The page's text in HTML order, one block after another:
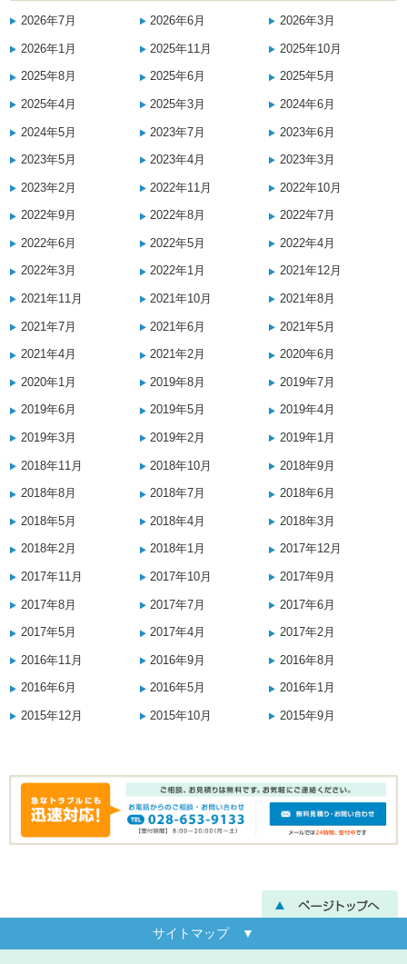
2026年7月 2026年6月 2026年3月
2026年1月 2025年11月 2025年10月
2025年8月 2025年6月 2025年5月
2025年4月 2025年3月 2024年6月
2024年5月 2023年7月 2023年6月
2023年5月 2023年4月 2023年3月
2023年2月 2022年11月 2022年10月
2022年9月 2022年8月 2022年7月
2022年6月 2022年5月 2022年4月
2022年3月 2022年1月 2021年12月
2021年11月 2021年10月 2021年8月
2021年7月 2021年6月 2021年5月
2021年4月 2021年2月 2020年6月
2020年1月 2019年8月 2019年7月
2019年6月 2019年5月 2019年4月
2019年3月 2019年2月 2019年1月
2018年11月 2018年10月 2018年9月
2018年8月 2018年7月 2018年6月
2018年5月 2018年4月 2018年3月
2018年2月 2018年1月 2017年12月
2017年11月 2017年10月 2017年9月
2017年8月 2017年7月 2017年6月
2017年5月 2017年4月 2017年2月
2016年11月 2016年9月 2016年8月
2016年6月 2016年5月 2016年1月
2015年12月 2015年10月 2015年9月
サイトマップ ▼